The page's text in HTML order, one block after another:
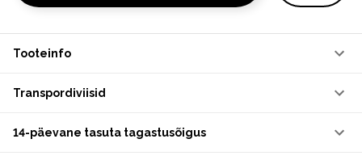
Tooteinfo
Transpordiviisid
14-päevane tasuta tagastusõigus